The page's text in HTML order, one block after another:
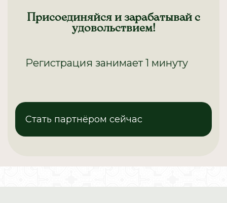
Присоединяйся и зарабатывай с
удовольствием!
Регистрация занимает 1 минуту
Стать партнёром сейчас